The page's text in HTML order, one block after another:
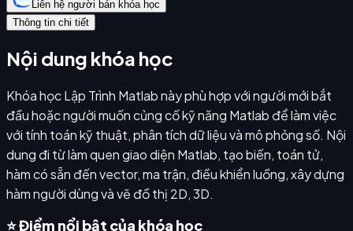
Liên hệ người bán khóa học
Thông tin chi tiết
Nội dung khóa học
Khóa học Lập Trình Matlab này phù hợp với người mới bắt
đầu hoặc người muốn củng cố kỹ năng Matlab để làm việc
với tính toán kỹ thuật, phân tích dữ liệu và mô phỏng số. Nội
dung đi từ làm quen giao diện Matlab, tạo biến, toán tử,
hàm có sẵn đến vector, ma trận, điều khiển luồng, xây dựng
hàm người dùng và vẽ đồ thị 2D, 3D.
⭐ Điểm nổi bật của khóa học